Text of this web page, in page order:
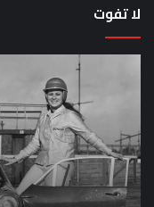
لا تفوت
لماذا
من
المشاركة
في
لومان